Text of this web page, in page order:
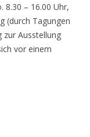
8.30 – 16.00 Uhr,
(durch Tagungen
zur Ausstellung
vor einem